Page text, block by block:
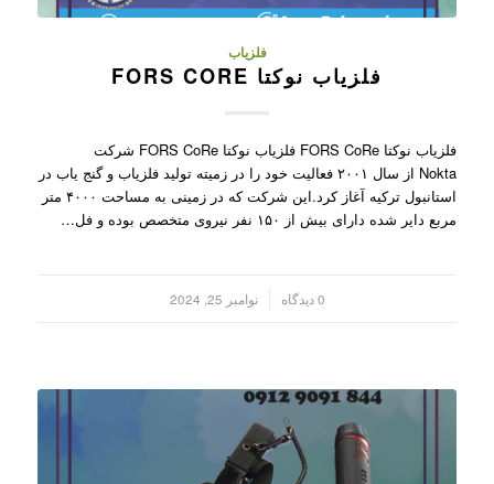
فلزیاب
فلزیاب نوکتا FORS CORE
فلزیاب نوکتا FORS CoRe فلزیاب نوکتا FORS CoRe شرکت
Nokta از سال ۲۰۰۱ فعالیت خود را در زمیته تولید فلزیاب و گنج یاب در
استانبول ترکیه آغاز کرد.این شرکت که در زمینی به مساحت ۴۰۰۰ متر
مربع دایر شده دارای بیش از ۱۵۰ نفر نیروی متخصص بوده و فل…
0 دیدگاه نوامبر 25, 2024